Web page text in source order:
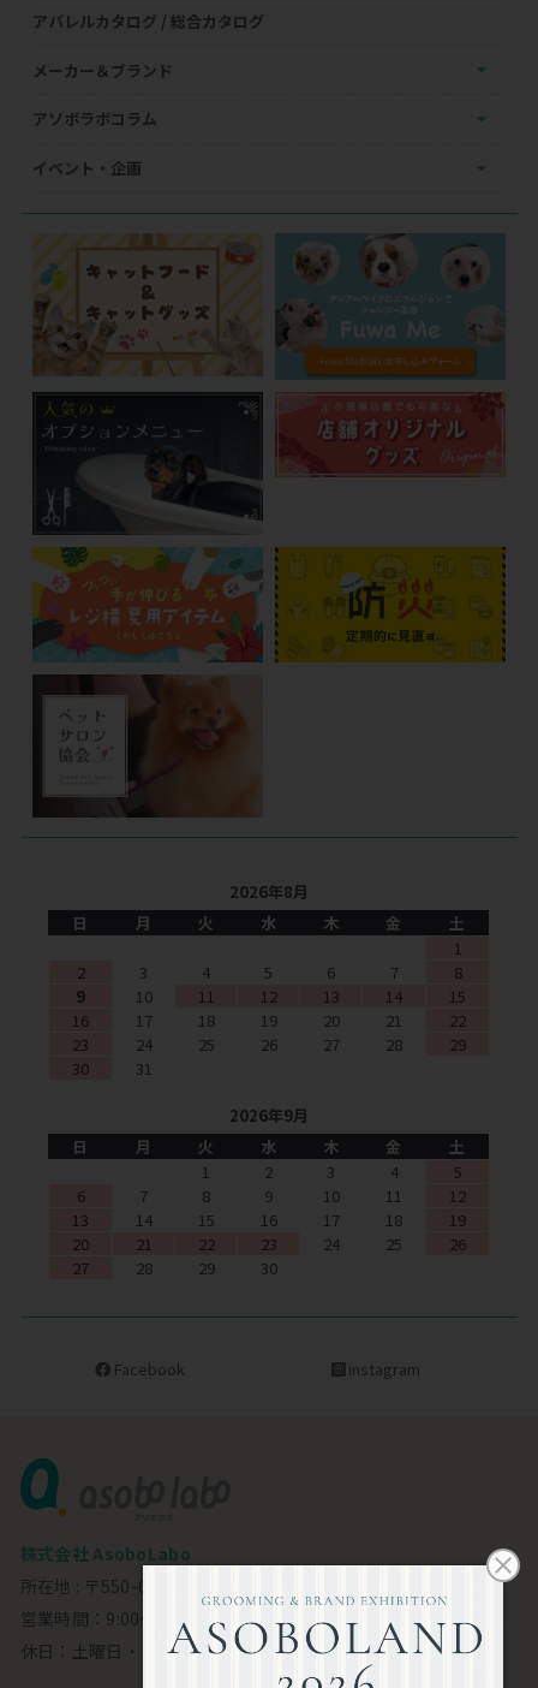
アパレルカタログ / 総合カタログ
メーカー＆ブランド
アソボラボコラム
イベント・企画
2026年8月
日
月 火 水 木 金
土
1
2
3 4 5 6 7
8
9
10 11 12 13 14
15
16
17 18 19 20 21
22
23
24 25 26 27 28
29
30
31
2026年9月
日
月 火 水 木 金
土
1
2 3 4
5
6
7 8 9 10 11
12
13
14 15 16 17 18
19
20
21 22 23 24 25
26
27
28 29 30
Facebook instagram
株式会社 AsoboLabo
所在地 : 〒550-0002 大阪市西区江戸堀1-23-11 6F
営業時間：9:00～18:00
休日：土曜日・日曜日・祝日